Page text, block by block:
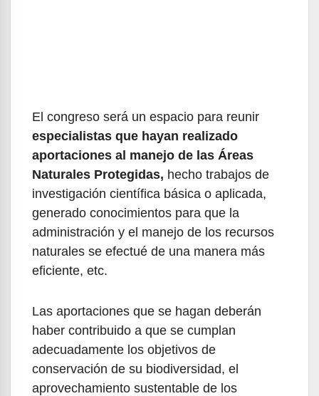
El congreso será un espacio para reunir
especialistas que hayan realizado
aportaciones al manejo de las Áreas
Naturales Protegidas, hecho trabajos de
investigación científica básica o aplicada,
generado conocimientos para que la
administración y el manejo de los recursos
naturales se efectué de una manera más
eficiente, etc.
Las aportaciones que se hagan deberán
haber contribuido a que se cumplan
adecuadamente los objetivos de
conservación de su biodiversidad, el
aprovechamiento sustentable de los